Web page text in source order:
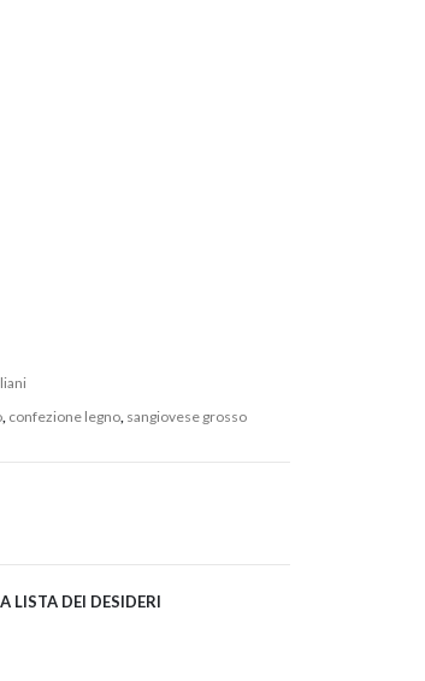
confezione legno sangiovese grosso
LISTA DEI DESIDERI